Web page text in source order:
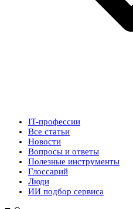
IT-профессии
Все статьи
Новости
Вопросы и ответы
Полезные инструменты
Глоссарий
Люди
ИИ подбор сервиса